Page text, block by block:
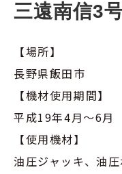
三遠南信3
【場所】
長野県飯田市
【機材使用期間】
平成19年4月～6月
【使用機材】
油圧ジャッキ、油